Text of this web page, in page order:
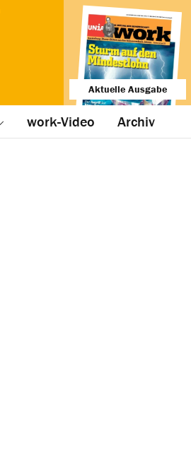
Aktuelle Ausgabe
work-Video Archiv